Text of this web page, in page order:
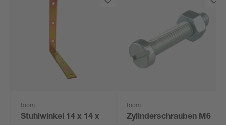
toom
Stuhlwinkel 14 x 14 x
toom
Zylinderschrauben M6